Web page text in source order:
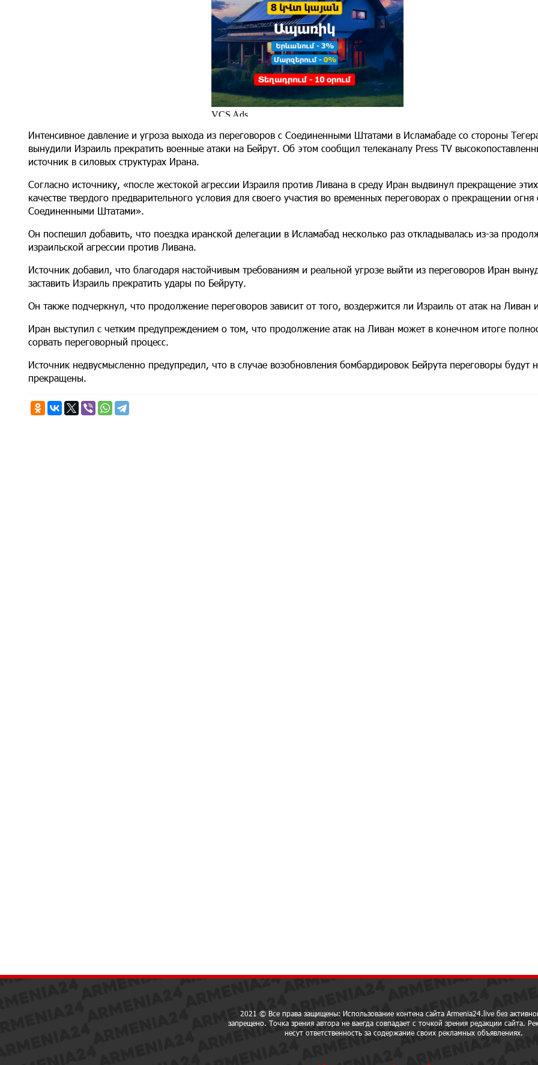
Интенсивное давление и угроза выхода из переговоров с Соединенными Штатами в Исламабаде со стороны
вынудили Израиль прекратить военные атаки на Бейрут. Об этом сообщил телеканалу Press TV
источник в силовых структурах Ирана.
Согласно источнику, «после жестокой агрессии Израиля против Ливана в среду Иран выдвинул прекращение
качестве твердого предварительного условия для своего участия во временных переговорах о прекращении огня
Соединенными Штатами».
Он поспешил добавить, что поездка иранской делегации в Исламабад несколько раз откладывалась из-за
израильской агрессии против Ливана.
Источник добавил, что благодаря настойчивым требованиям и реальной угрозе выйти из переговоров Иран
заставить Израиль прекратить удары по Бейруту.
Он также подчеркнул, что продолжение переговоров зависит от того, воздержится ли Израиль от атак на Ливан
Иран выступил с четким предупреждением о том, что продолжение атак на Ливан может в конечном итоге
сорвать переговорный процесс.
Источник недвусмысленно предупредил, что в случае возобновления бомбардировок Бейрута переговоры будут
прекращены.
2021 © Все права защищены: Использование контена сайта Armenia24.live без
запрещено. Точка зрения автора не ваегда совпадает с точкой зрения редакции сайта.
несут ответственность за содержание своих рекламных объявлениях.